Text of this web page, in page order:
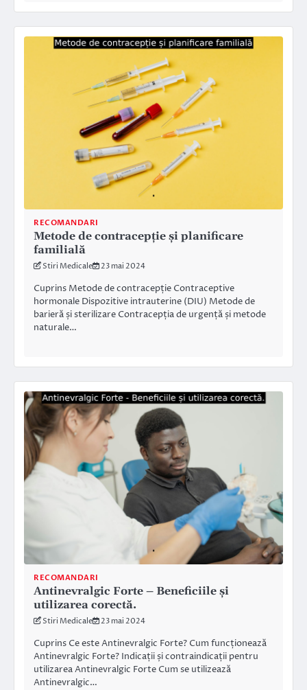
RECOMANDARI
Metode de contracepție și planificare
familială
Stiri Medicale 23 mai 2024
Cuprins Metode de contracepție Contraceptive
hormonale Dispozitive intrauterine (DIU) Metode de
barieră și sterilizare Contracepția de urgență și metode
naturale…
RECOMANDARI
Antinevralgic Forte – Beneficiile și
utilizarea corectă.
Stiri Medicale 23 mai 2024
Cuprins Ce este Antinevralgic Forte? Cum funcționează
Antinevralgic Forte? Indicații și contraindicații pentru
utilizarea Antinevralgic Forte Cum se utilizează
Antinevralgic…